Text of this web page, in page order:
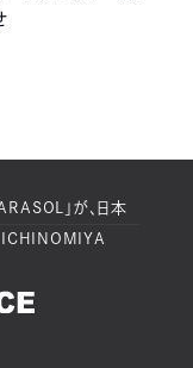
」が、日本
ICHINOMIYA